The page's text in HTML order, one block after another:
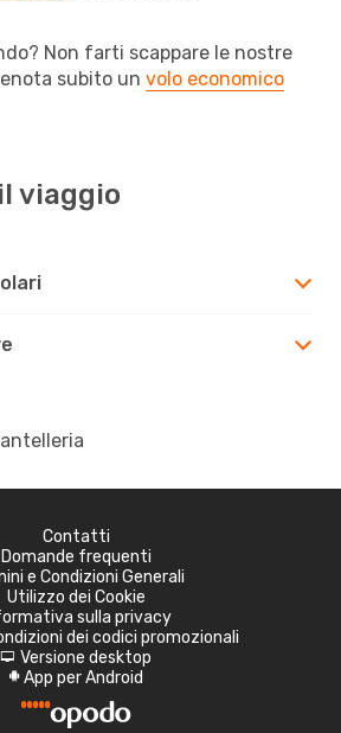
Non farti scappare le nostre
subito un volo economico
viaggio
Contatti
Domande frequenti
e Condizioni Generali
Utilizzo dei Cookie
sulla privacy
dei codici promozionali
d Versione desktop
A App per Android